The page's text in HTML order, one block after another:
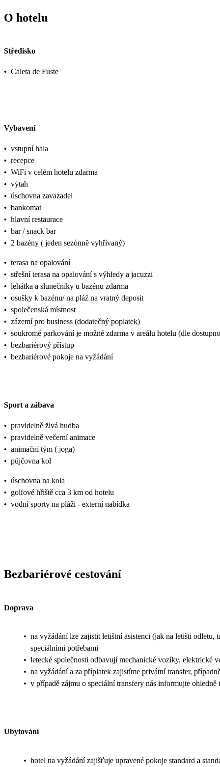
O hotelu
Středisko
• Caleta de Fuste
Vybavení
• vstupní hala
• recepce
• WiFi v celém hotelu zdarma
• výtah
• úschovna zavazadel
• bankomat
• hlavní restaurace
• bar / snack bar
• 2 bazény ( jeden sezónně vyhřívaný)
• terasa na opalování
• střešní terasa na opalování s výhledy a jacuzzi
• lehátka a slunečníky u bazénu zdarma
• osušky k bazénu/ na pláž na vratný deposit
• společenská místnost
• zázemí pro business (dodatečný poplatek)
• soukromé parkování je možné zdarma v areálu hotelu (dle
• bezbariérový přístup
• bezbariérové pokoje na vyžádání
Sport a zábava
• pravidelně živá hudba
• pravidelně večerní animace
• animační tým ( joga)
• půjčovna kol
• úschovna na kola
• golfové hřiště cca 3 km od hotelu
• vodní sporty na pláži - externí nabídka
Bezbariérové cestování
Doprava
• na vyžádání lze zajistit letištní asistenci (jak na letišti odletu,
speciálními potřebami
• letecké společnosti odbavují mechanické vozíky, elektrické
• na vyžádání a za příplatek zajistíme privátní transfer,
• v případě zájmu o speciální transfery nás informujte
Ubytování
• hotel na vyžádání zajišťuje upravené pokoje standard a